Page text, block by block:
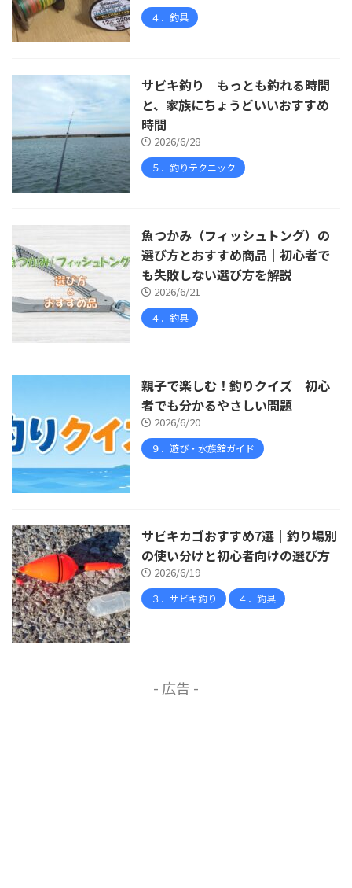
４．釣具
サビキ釣り｜もっとも釣れる時間
と、家族にちょうどいいおすすめ
時間
2026/6/28
５．釣りテクニック
魚つかみ（フィッシュトング）の
選び方とおすすめ商品｜初心者で
も失敗しない選び方を解説
2026/6/21
４．釣具
親子で楽しむ！釣りクイズ｜初心
者でも分かるやさしい問題
2026/6/20
９．遊び・水族館ガイド
サビキカゴおすすめ7選｜釣り場別
の使い分けと初心者向けの選び方
2026/6/19
３．サビキ釣り ４．釣具
- 広告 -